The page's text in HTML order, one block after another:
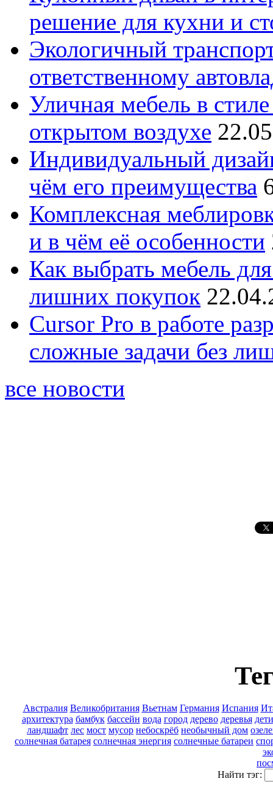
решение для кухни и
Экологичный
ответственному
Уличная мебель в
открытом воздухе
Индивидуальный
чём его преимущества
Комплексная
и в чём её особенности
Как выбрать мебель
лишних покупок
Cursor Pro в работе
сложные задачи без
все новости
Австралия Великобритания Вьетнам Германия Испания
архитектура бамбук бассейн вода город дерево деревья дети
ландшафт лес мост мусор небоскрёб необычный дом
солнечная батарея солнечная энергия солнечные батареи
Найти тэг: